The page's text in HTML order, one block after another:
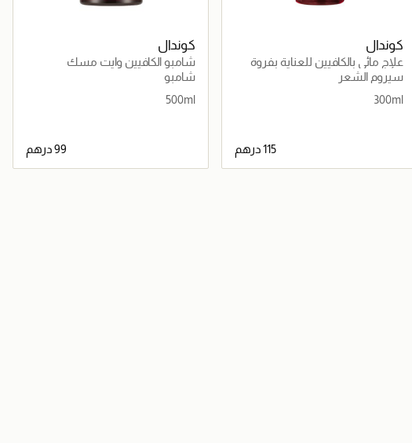
كوندال
علاج مائي بالكافيين للعناية بفروة
الرأس هيرب مينت
سيروم الشعر
300ml
⁦115⁩ درهم
كوندال
شامبو الكافيين وايت مسك
شامبو
500ml